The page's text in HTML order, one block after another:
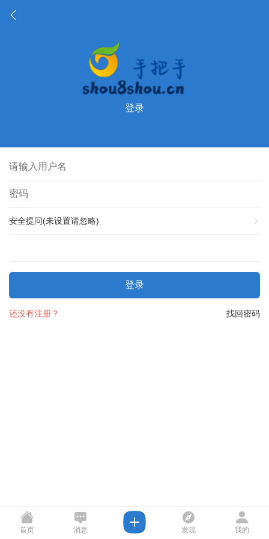
登录
安全提问(未设置请忽略)
登录
找回密码
还没有注册？
首页 消息 发现 我的